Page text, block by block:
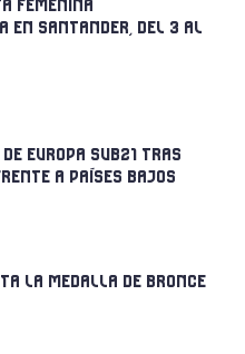
FEMENINA
EN SANTANDER, DEL 3 AL
EUROPA SUB21 TRAS
A PAÍSES BAJOS
LA MEDALLA DE BRONCE